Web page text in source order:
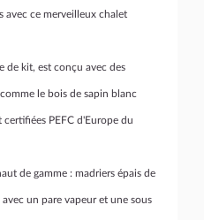
avec ce merveilleux chalet
de kit, est conçu avec des
le bois de sapin blanc
PEFC d'Europe du
de gamme : madriers épais de
un pare vapeur et une sous